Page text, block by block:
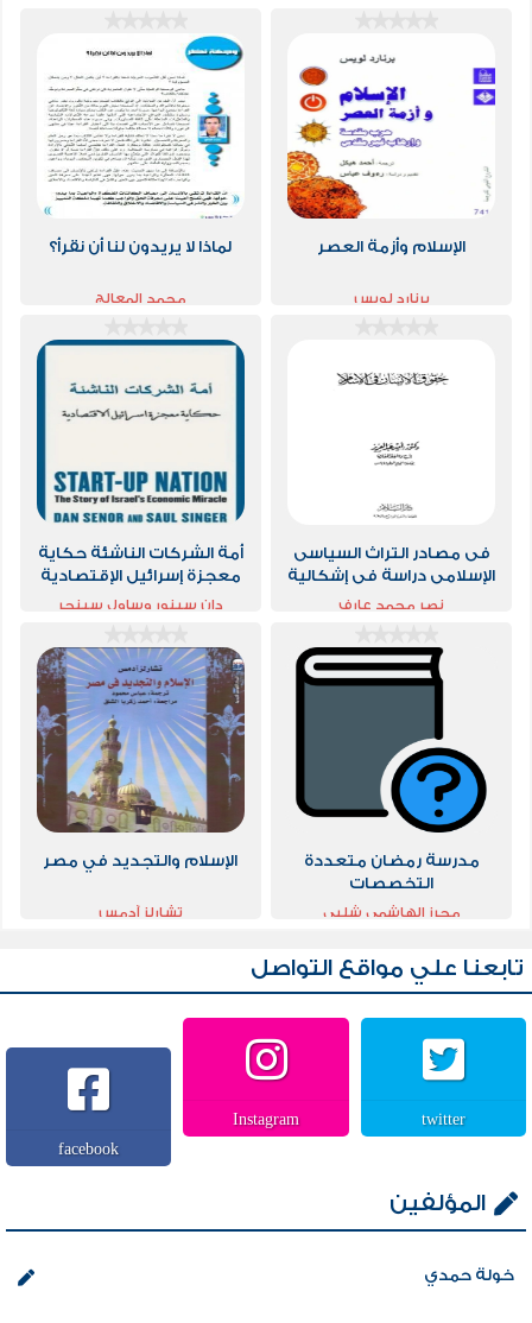
الإسلام وأزمة العصر
برنارد لويس
لماذا لا يريدون لنا أن نقرأ؟
محمد المعالج
فى مصادر التراث السياسى
الإسلامى دراسة فى إشكالية
التعميم قبل الاستقراء
والتأصيل
نصر محمد عارف
أمة الشركات الناشئة حكاية
معجزة إسرائيل الإقتصادية
دان سينور وساول سينجر
مدرسة رمضان متعددة
التخصصات
محرز الهاشمي شلبي
الإسلام والتجديد في مصر
تشارلز آدمس
تابعنا علي مواقع التواصل
twitter
Instagram
facebook
المؤلفين
خولة حمدي